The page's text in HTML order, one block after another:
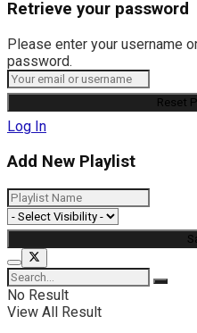
Retrieve your password
Please enter your username
password.
Log In
Add New Playlist
No Result
View All Result